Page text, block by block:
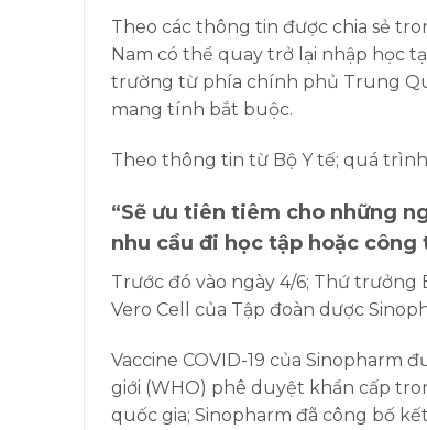
Theo các thông tin được chia sẻ
Nam có thể quay trở lại nhập học
trường từ phía chính phủ Trung
mang tính bắt buộc.
Theo thông tin từ Bộ Y tế; quá
“Sẽ ưu tiên tiêm cho những
nhu cầu đi học tập hoặc
Trước đó vào ngày 4/6; Thứ trưởng
Vero Cell của Tập đoàn dược
Vaccine COVID-19 của Sinopharm
giới (WHO) phê duyệt khẩn cấp
quốc gia; Sinopharm đã công bố